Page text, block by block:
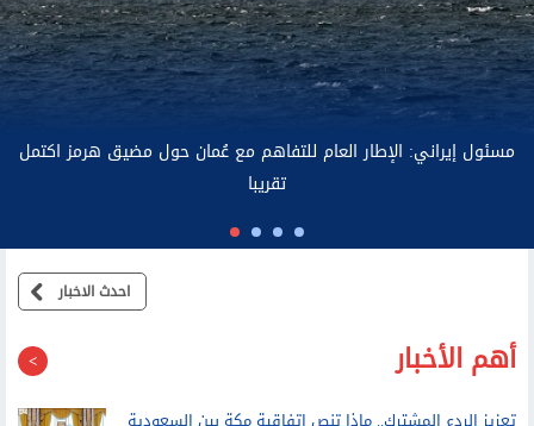
عمرة المولد النبوي تواجه موجة غلاء جديدة بعد زيادة تذاكر الطيران
20%
احدث الاخبار
تعزيز الردع المشترك.. ماذا تنص اتفاقية مكة بين السعودية
التموين: مستعدون لموسم المولد النبوي بتوفير السكر
لمصانع إنتاج الحلوى بأسعار مخفضة